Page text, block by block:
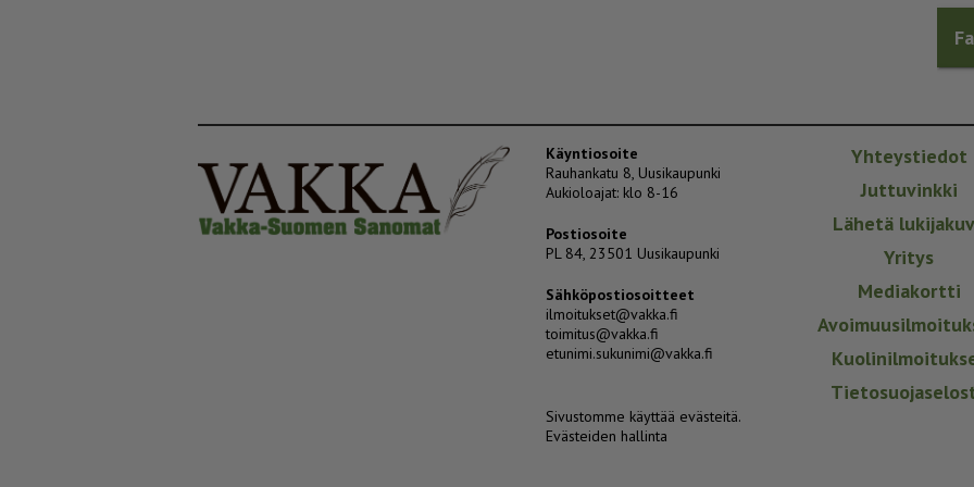
Käyntiosoite
Rauhankatu 8, Uusikaupunki
Aukioloajat: klo 8-16
Postiosoite
PL 84, 23501 Uusikaupunki
Sähköpostiosoitteet
ilmoitukset@vakka.fi
toimitus@vakka.fi
etunimi.sukunimi@vakka.fi
Sivustomme käyttää evästeitä.
Evästeiden hallinta
Yhteystiedot
Juttuvinkki
Lähetä
Yritys
Mediakortti